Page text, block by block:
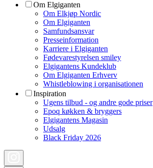
Om Elgiganten
Om Elkjøp Nordic
Om Elgiganten
Samfundsansvar
Presseinformation
Karriere i Elgiganten
Fødevarestyrelsen smiley
Elgigantens Kundeklub
Om Elgiganten Erhverv
Whistleblowing i organisationen
Inspiration
Ugens tilbud - og andre gode priser
Epoq køkken & bryggers
Elgigantens Magasin
Udsalg
Black Friday 2026